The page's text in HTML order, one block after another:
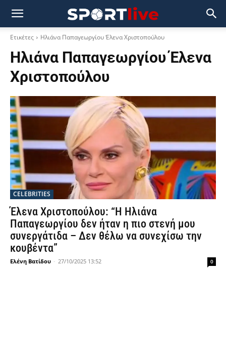
Ετικέτες Ηλιάνα Παπαγεωργίου Έλενα Χριστοπούλου
Ηλιάνα Παπαγεωργίου Έλενα
Χριστοπούλου
CELEBRITIES
Έλενα Χριστοπούλου: “H Ηλιάνα
Παπαγεωργίου δεν ήταν η πιο στενή μου
συνεργάτιδα – Δεν θέλω να συνεχίσω την
κουβέντα”
Ελένη Βατίδου - 27/10/2025 13:52 0